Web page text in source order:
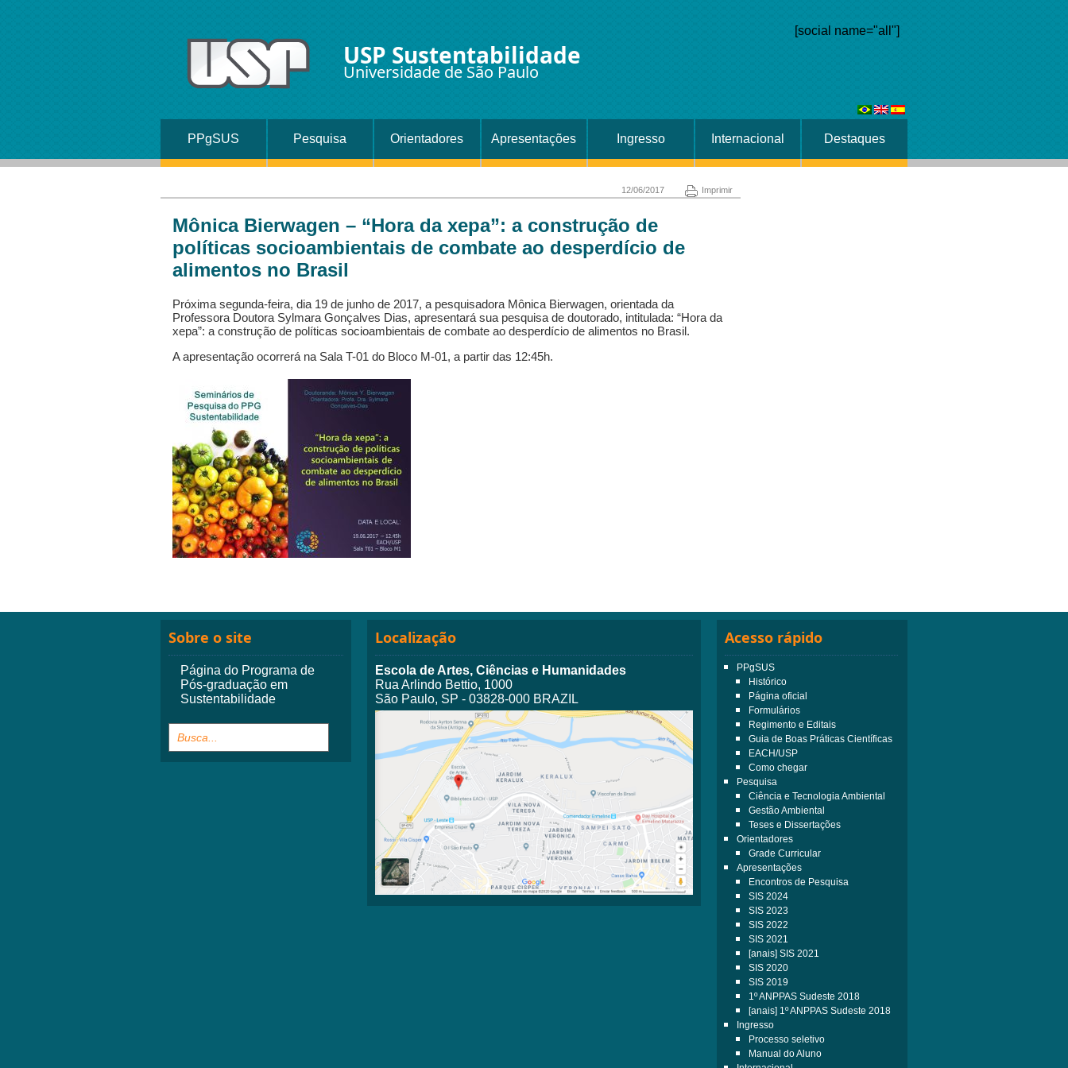
USP Sustentabilidade
Universidade de São Paulo
[social name="all"]
PPgSUS Pesquisa Orientadores Apresentações Ingresso Internacional Destaques
12/06/2017 Imprimir
Mônica Bierwagen – “Hora da xepa”: a construção de
políticas socioambientais de combate ao desperdício de
alimentos no Brasil
Próxima segunda-feira, dia 19 de junho de 2017, a pesquisadora Mônica Bierwagen, orientada da
Professora Doutora Sylmara Gonçalves Dias, apresentará sua pesquisa de doutorado, intitulada: “Hora da
xepa”: a construção de políticas socioambientais de combate ao desperdício de alimentos no Brasil.
A apresentação ocorrerá na Sala T-01 do Bloco M-01, a partir das 12:45h.
Sobre o site
Página do Programa de
Pós-graduação em
Sustentabilidade
Localização
Escola de Artes, Ciências e Humanidades
Rua Arlindo Bettio, 1000
São Paulo, SP - 03828-000 BRAZIL
Acesso rápido
PPgSUS
Histórico
Página oficial
Formulários
Regimento e Editais
Guia de Boas Práticas Científicas
EACH/USP
Como chegar
Pesquisa
Ciência e Tecnologia Ambiental
Gestão Ambiental
Teses e Dissertações
Orientadores
Grade Curricular
Apresentações
Encontros de Pesquisa
SIS 2024
SIS 2023
SIS 2022
SIS 2021
[anais] SIS 2021
SIS 2020
SIS 2019
1º ANPPAS Sudeste 2018
[anais] 1º ANPPAS Sudeste 2018
Ingresso
Processo seletivo
Manual do Aluno